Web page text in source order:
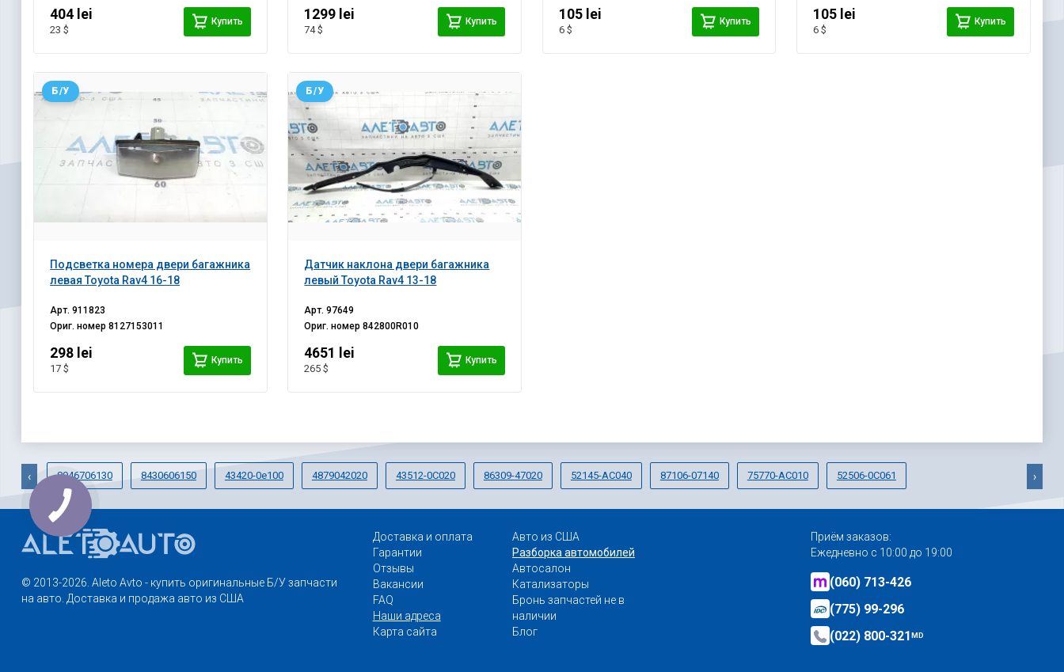
404 lei
23 $
Купить 1299 lei
74 $
Купить 105 lei
6 $
Купить 105 lei
6 $
Купить
Подсветка номера двери багажника
левая Toyota Rav4 16-18
Б/У
Арт.911823
Ориг. номер8127153011
298 lei
17 $
Купить
Датчик наклона двери багажника
левый Toyota Rav4 13-18
Б/У
Арт.97649
Ориг. номер842800R010
4651 lei
265 $
Купить
8946706130 8430606150 43420-0e100 4879042020 43512-0C020 86309-47020 52145-AC040 87106-07140 75770-AC010 52506-0C061
‹ ›
© 2013-2026. Aleto Avto - купить оригинальные Б/У запчасти
на авто. Доставка и продажа авто из США
Доставка и оплата
Гарантии
Отзывы
Вакансии
FAQ
Наши адреса
Карта сайта
Авто из США
Разборка автомобилей
Автосалон
Катализаторы
Бронь запчастей не в
наличии
Блог
Приём заказов:
Ежедневно с 10:00 до 19:00
(060) 713-426
(775) 99-296
(022) 800-321MD